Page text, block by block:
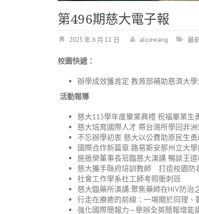
第496期慈大電子報
2025 年 6 月 11 日 alicewang 最
校園快遞：
辦學成效獲肯定 教育部補助慈濟大
活動報導
慈大113學年度畢業典禮 祝福畢業生
慈大培育國際人才 帶台灣所學回非
不忘辦學初衷 慈大以公費助原民生
國際合作新篇章 路易斯安那州立大學
施振榮董事長蒞臨慈大演講 暢談王道
慈大攜手縣府培訓教師 打造校園防
社會工作學系社工師考照衝刺班
慈大臨藥所演講:聚焦藥師在HIV防治
行走在療癒的前線：一場關於同理、
強化國際簡報力—舉辦全英簡報增能